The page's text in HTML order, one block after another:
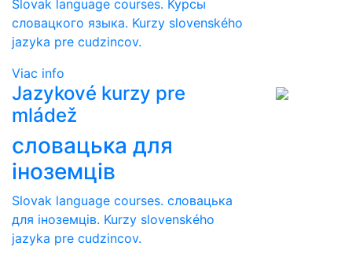
Slovak language courses. Курсы
словацкого языка. Kurzy slovenského
jazyka pre cudzincov.
Viac info
Jazykové kurzy pre
mládež
словацька для
іноземців
Slovak language courses. словацька
для іноземців. Kurzy slovenského
jazyka pre cudzincov.